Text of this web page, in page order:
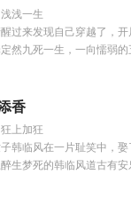
浅一生
过来发现自己穿越了，
然九死一生，一向懦弱
香
上加狂
韩临风在一片耻笑中，
生梦死的韩临风道古有安